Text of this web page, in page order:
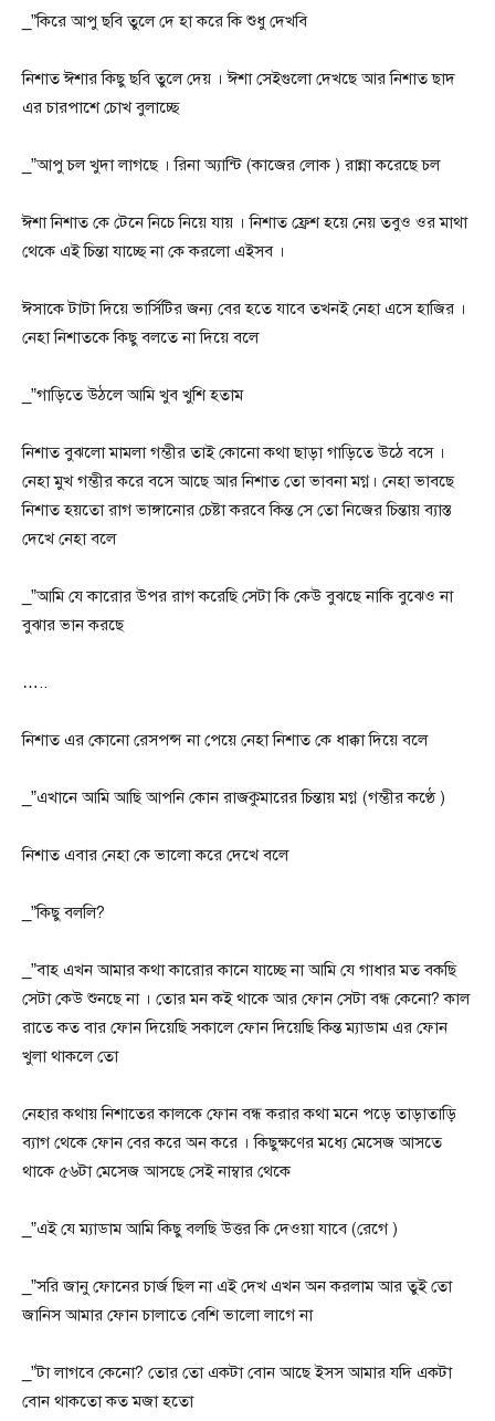
_”কিরে আপু ছবি তুলে দে হা করে কি শুধু দেখবি
নিশাত ঈশার কিছু ছবি তুলে দেয় । ঈশা সেইগুলো দেখছে আর নিশাত ছাদ
এর চারপাশে চোখ বুলাচ্ছে
_”আপু চল খুদা লাগছে । রিনা অ্যান্টি (কাজের লোক ) রান্না করেছে চল
ঈশা নিশাত কে টেনে নিচে নিয়ে যায় । নিশাত ফ্রেশ হয়ে নেয় তবুও ওর মাথা
থেকে এই চিন্তা যাচ্ছে না কে করলো এইসব ।
ঈসাকে টাটা দিয়ে ভার্সিটির জন্য বের হতে যাবে তখনই নেহা এসে হাজির ।
নেহা নিশাতকে কিছু বলতে না দিয়ে বলে
_”গাড়িতে উঠলে আমি খুব খুশি হতাম
নিশাত বুঝলো মামলা গম্ভীর তাই কোনো কথা ছাড়া গাড়িতে উঠে বসে ।
নেহা মুখ গম্ভীর করে বসে আছে আর নিশাত তো ভাবনা মগ্ন। নেহা ভাবছে
নিশাত হয়তো রাগ ভাঙ্গানোর চেষ্টা করবে কিন্ত সে তো নিজের চিন্তায় ব্যাস্ত
দেখে নেহা বলে
_”আমি যে কারোর উপর রাগ করেছি সেটা কি কেউ বুঝছে নাকি বুঝেও না
বুঝার ভান করছে
…..
নিশাত এর কোনো রেসপন্স না পেয়ে নেহা নিশাত কে ধাক্কা দিয়ে বলে
_”এখানে আমি আছি আপনি কোন রাজকুমারের চিন্তায় মগ্ন (গম্ভীর কণ্ঠে )
নিশাত এবার নেহা কে ভালো করে দেখে বলে
_”কিছু বললি?
_”বাহ এখন আমার কথা কারোর কানে যাচ্ছে না আমি যে গাধার মত বকছি
সেটা কেউ শুনছে না । তোর মন কই থাকে আর ফোন সেটা বন্ধ কেনো? কাল
রাতে কত বার ফোন দিয়েছি সকালে ফোন দিয়েছি কিন্ত ম্যাডাম এর ফোন
খুলা থাকলে তো
নেহার কথায় নিশাতের কালকে ফোন বন্ধ করার কথা মনে পড়ে তাড়াতাড়ি
ব্যাগ থেকে ফোন বের করে অন করে । কিছুক্ষণের মধ্যে মেসেজ আসতে
থাকে ৫৬টা মেসেজ আসছে সেই নাম্বার থেকে
_”এই যে ম্যাডাম আমি কিছু বলছি উত্তর কি দেওয়া যাবে (রেগে )
_”সরি জানু ফোনের চার্জ ছিল না এই দেখ এখন অন করলাম আর তুই তো
জানিস আমার ফোন চালাতে বেশি ভালো লাগে না
_”টা লাগবে কেনো? তোর তো একটা বোন আছে ইসস আমার যদি একটা
বোন থাকতো কত মজা হতো